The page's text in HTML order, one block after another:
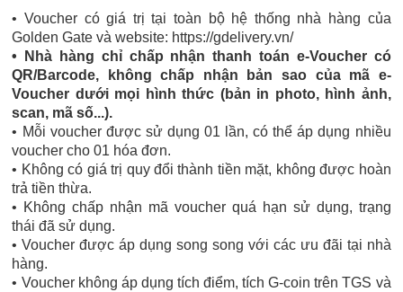
• Voucher có giá trị tại toàn bộ hệ thống nhà hàng của
Golden Gate và website: https://gdelivery.vn/
• Nhà hàng chỉ chấp nhận thanh toán e-Voucher có
QR/Barcode, không chấp nhận bản sao của mã e-
Voucher dưới mọi hình thức (bản in photo, hình ảnh,
scan, mã số...).
• Mỗi voucher được sử dụng 01 lần, có thể áp dụng nhiều
voucher cho 01 hóa đơn.
• Không có giá trị quy đổi thành tiền mặt, không được hoàn
trả tiền thừa.
• Không chấp nhận mã voucher quá hạn sử dụng, trạng
thái đã sử dụng.
• Voucher được áp dụng song song với các ưu đãi tại nhà
hàng.
• Voucher không áp dụng tích điểm, tích G-coin trên TGS và